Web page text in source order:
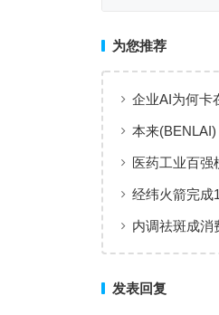
为您推荐
企业AI为何卡
回答：卡点
本来
新品牌体验
医药工业百强
值增长”样本
经纬火箭完成
内调祛斑成消
发表回复